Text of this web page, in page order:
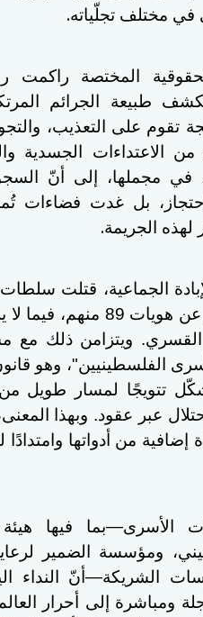
مختلف تجلّياته.
المختصة راكمت
تكشف طبيعة الجرائم
تقوم على التعذيب،
الاعتداءات الجسدية
في مجملها، إلى أنّ
احتجاز، بل غدت فضاءات
لهذه الجريمة.
الجماعية، قتلت
مئة معتقلٍ وأسيرٍ فلسطيني، أُعلن
ويتزامن ذلك مع
الفلسطينيين"، وهو
تتويجًا لمسار طويل من
عبر عقود. وبهذا
إضافية من أدواتها
الأسرى—بما فيها
ومؤسسة الضمير
الشريكة—أنّ النداء
ومباشرة إلى أحرار